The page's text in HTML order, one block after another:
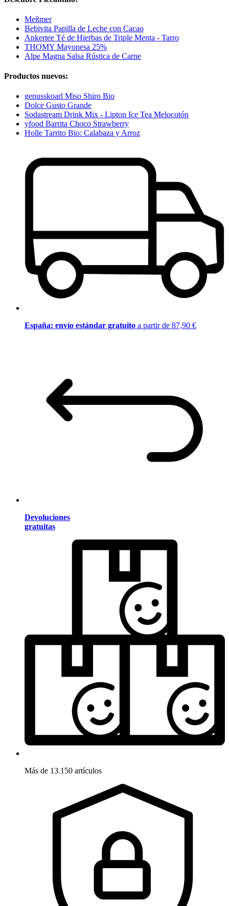
Meßmer
Bebivita Papilla de Leche con Cacao
Ankertee Té de Hierbas de Triple Menta - Tarro
THOMY Mayonesa 25%
Alpe Magna Salsa Rústica de Carne
Productos nuevos:
genusskoarl Miso Shiro Bio
Dolce Gusto Grande
Sodastream Drink Mix - Lipton Ice Tea Melocotón
yfood Barrita Choco Strawberry
Holle Tarrito Bio: Calabaza y Arroz
España: envío estándar gratuito a partir de 87,90 €
Devoluciones
gratuitas
Más de 13.150 artículos